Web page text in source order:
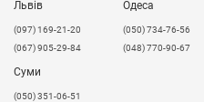
Львів
​(097) 169-21-20
(067) 905-29-84
Одеса
(050) 734-76-56
(048) 770-90-67
Суми
(050) 351-06-51